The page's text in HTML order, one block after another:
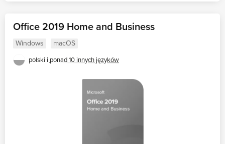
Office 2019 Home and Business
Windows macOS
polski i ponad 10 innych języków